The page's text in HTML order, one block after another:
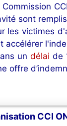
sont
les victimes
accélérer
un délai de
offre
CCI